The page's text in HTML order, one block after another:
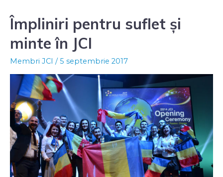
Împliniri pentru suflet și
minte în JCI
Membri JCI /5 septembrie 2017